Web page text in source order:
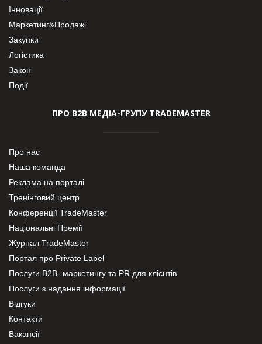
Інновації
Маркетинг&Продажі
Закупки
Логістика
Закон
Події
ПРО В2В МЕДІА-ГРУПУ TRADEMASTER
Про нас
Наша команда
Реклама на порталі
Тренінговий центр
Конференції TradeMaster
Національні Премії
Журнал TradeMaster
Портал про Private Label
Послуги В2В- маркетингу та PR для клієнтів
Послуги з надання інформації
Відгуки
Контакти
Вакансії